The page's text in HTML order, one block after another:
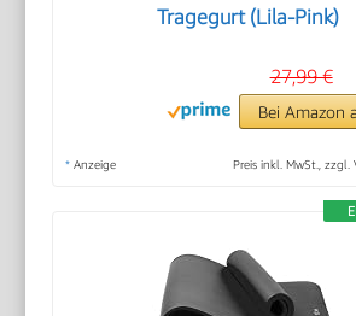
Tragegurt (Lila-Pink)
27,99 €
Bei Amazon
* Anzeige Preis inkl. MwSt., zzgl.